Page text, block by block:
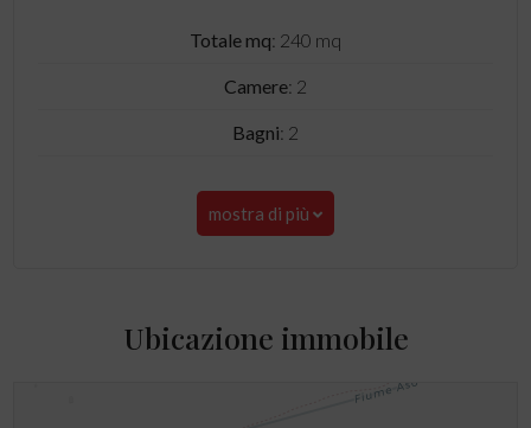
Totale mq: 240 mq
Camere: 2
Bagni: 2
mostra di più
Ubicazione immobile